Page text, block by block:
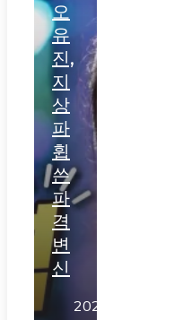
오
유
진,
지
상
파
휩
쓴
파
격
변
신
2026